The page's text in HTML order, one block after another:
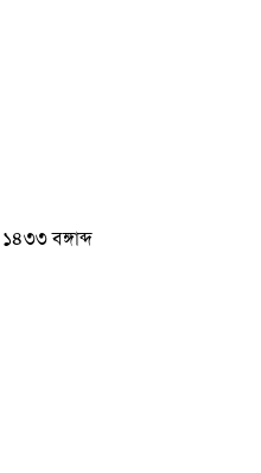
বঙ্গাব্দ